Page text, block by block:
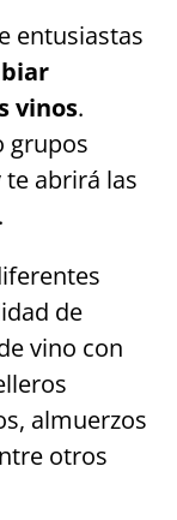
entusiastas
vinos.
grupos
abrirá las
de
vino con
almuerzos
otros